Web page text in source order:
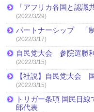
「アフリカ各国と認
(2022/3/29)
パートナーシップ 「
(2022/3/17)
自民党大会 参院選勝
(2022/3/15)
【社説】自民党大会
(2022/3/15)
トリガー条項 国民目
郎代表